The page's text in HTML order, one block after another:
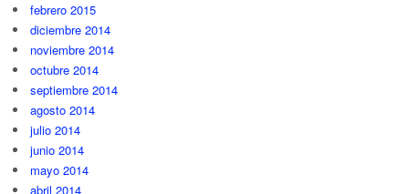
febrero 2015
diciembre 2014
noviembre 2014
octubre 2014
septiembre 2014
agosto 2014
julio 2014
junio 2014
mayo 2014
abril 2014